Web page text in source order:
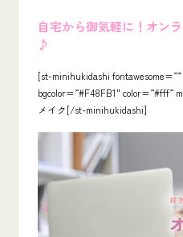
自宅から御気軽に！オン
♪
[st-minihukidashi
bgcolor=”#F48FB1″ color=”#fff”
メイク[/st-minihukidashi]